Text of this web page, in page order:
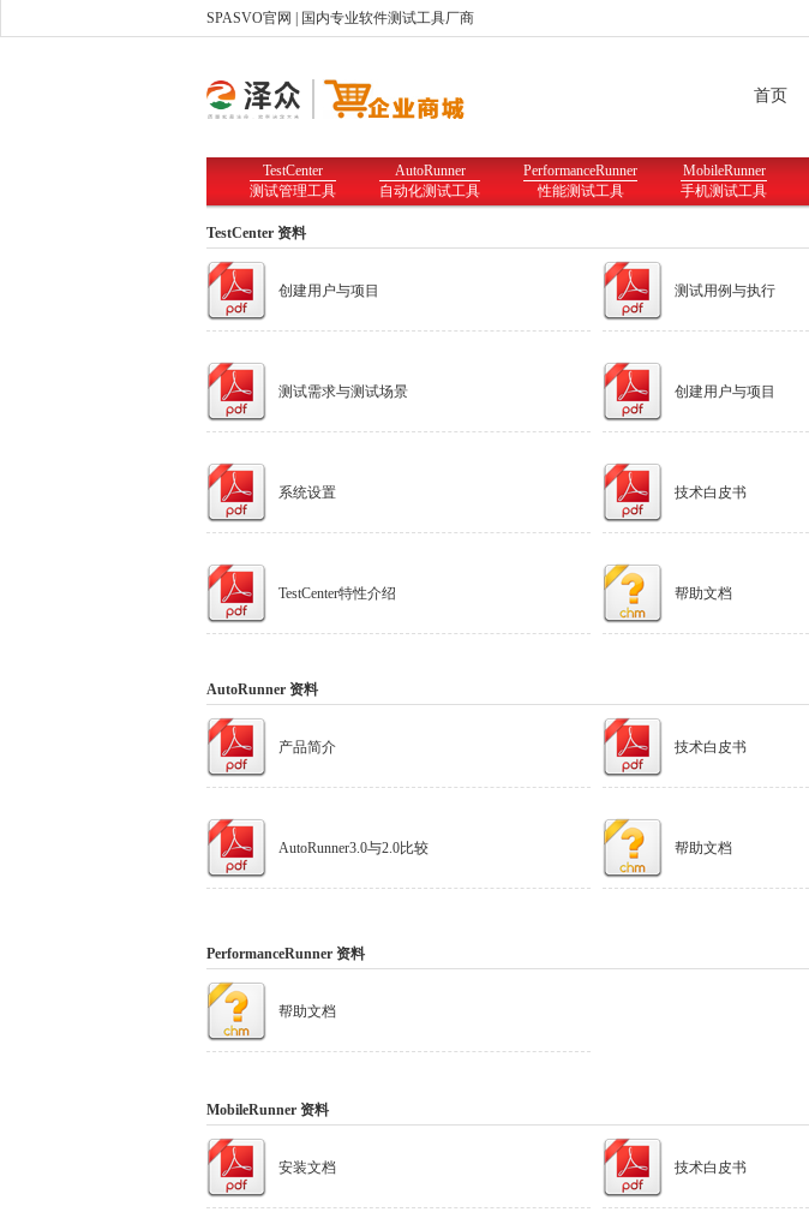
SPASVO官网 | 国内专业软件测试工具厂商
首页
TestCenter
测试管理工具
AutoRunner
自动化测试工具
PerformanceRunner
性能测试工具
MobileRunner
手机测试工具
TestCenter 资料
创建用户与项目 测试用例与执行
测试需求与测试场景 创建用户与项目
系统设置 技术白皮书
TestCenter特性介绍 帮助文档
AutoRunner 资料
产品简介 技术白皮书
AutoRunner3.0与2.0比较 帮助文档
PerformanceRunner 资料
帮助文档
MobileRunner 资料
安装文档 技术白皮书